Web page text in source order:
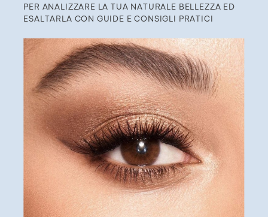
PER ANALIZZARE LA TUA NATURALE BELLEZZA ED ​
ESALTARLA CON GUIDE E CONSIGLI PRATICI